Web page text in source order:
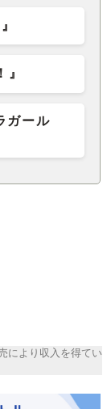
』
ガール
により収入を得てい